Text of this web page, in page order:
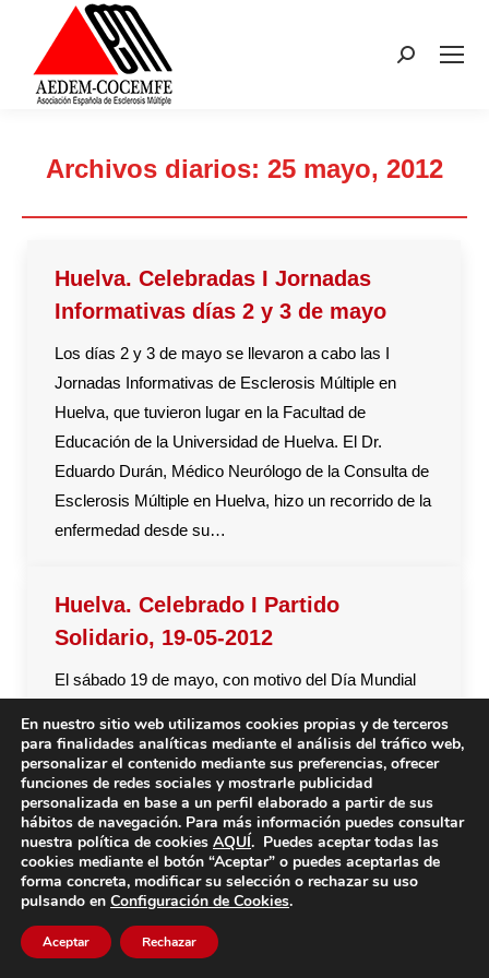
Buscar:
Archivos diarios: 25 mayo, 2012
Huelva. Celebradas I Jornadas
Informativas días 2 y 3 de mayo
Los días 2 y 3 de mayo se llevaron a cabo las I
Jornadas Informativas de Esclerosis Múltiple en
Huelva, que tuvieron lugar en la Facultad de
Educación de la Universidad de Huelva. El Dr.
Eduardo Durán, Médico Neurólogo de la Consulta de
Esclerosis Múltiple en Huelva, hizo un recorrido de la
enfermedad desde su…
Huelva. Celebrado I Partido
Solidario, 19-05-2012
El sábado 19 de mayo, con motivo del Día Mundial
Múltiple, la Asociación de EM Onubense constató la
adhesión de los onubenses al I Partido Solidario
llevado a cabo entre Famosos del Mundo del Arte y
la Cultura y Veteranos del Recreativo. A pesar de…
En nuestro sitio web utilizamos cookies propias y de terceros
para finalidades analíticas mediante el análisis del tráfico web,
personalizar el contenido mediante sus preferencias, ofrecer
funciones de redes sociales y mostrarle publicidad
personalizada en base a un perfil elaborado a partir de sus
hábitos de navegación. Para más información puedes consultar
nuestra política de cookies AQUÍ. Puedes aceptar todas las
cookies mediante el botón “Aceptar” o puedes aceptarlas de
forma concreta, modificar su selección o rechazar su uso
pulsando en Configuración de Cookies.
Aceptar Rechazar